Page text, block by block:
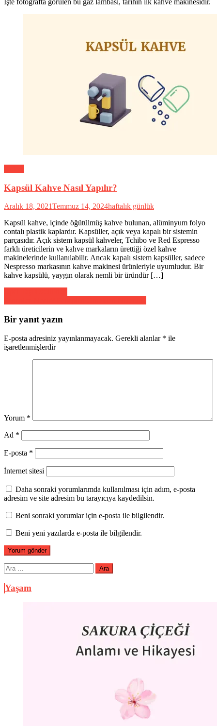
İşte fotoğrafta görülen bu gaz lambası, tarihin ilk kahve makinesidir.
Kapsül Kahve Nasıl Yapılır?
Aralık 18, 2021Temmuz 14, 2024haftalık günlük
Kapsül kahve, içinde öğütülmüş kahve bulunan, alüminyum folyo
contalı plastik kaplardır. Kapsüller, açık veya kapalı bir sistemin
parçasıdır. Açık sistem kapsül kahveler, Tchibo ve Red Espresso
farklı üreticilerin ve kahve markaların ürettiği özel kahve
makinelerinde kullanılabilir. Ancak kapalı sistem kapsüller, sadece
Nespresso markasının kahve makinesi ürünleriyle uyumludur. Bir
kahve kapsülü, yaygın olarak nemli bir üründür […]
Yazı
gezinmesi
Bir yanıt yazın
E-posta adresiniz yayınlanmayacak. Gerekli alanlar * ile
işaretlenmişlerdir
Yorum *
Ad *
E-posta *
İnternet sitesi
Daha sonraki yorumlarımda kullanılması için adım, e-posta
adresim ve site adresim bu tarayıcıya kaydedilsin.
Beni sonraki yorumlar için e-posta ile bilgilendir.
Beni yeni yazılarda e-posta ile bilgilendir.
Arama:
Yaşam